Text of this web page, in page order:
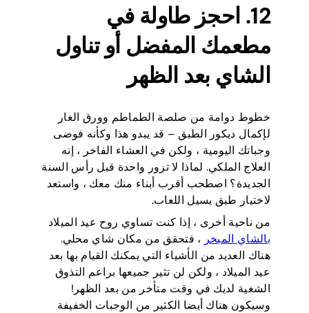
12. احجز طاولة في
مطعمك المفضل أو تناول
الشاي بعد الظهر
خطوط دوامة من صلصة الطماطم وورق الغار
لإكمال ديكور الطبق – قد يبدو هذا وكأنه فوضى
وجباتك اليومية ، ولكن في العشاء الفاخر ، إنه
العلاج الملكي. لماذا لا تزور واحدة قبل رأس السنة
الجديدة؟ اصطحب أقرب أبناء منك معك ، واستعد
لاختيار طبق يسيل اللعاب.
من ناحية أخرى ، إذا كنت تساوي روح عيد الميلاد
بالشاي المبخر ، فتحقق من مكان شاي محلي.
هناك العديد من الأشياء التي يمكنك القيام بها بعد
عيد الميلاد ، ولكن لن تثير جميعها براعم التذوق
الشغية لديك في وقت متأخر من بعد الظهر!
وسيكون هناك أيضا الكثير من الوجبات الخفيفة